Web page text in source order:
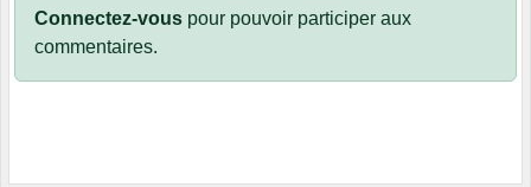
Connectez-vous pour pouvoir participer aux
commentaires.